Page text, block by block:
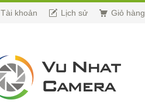
Tài khoản Lịch sử Giỏ hàng